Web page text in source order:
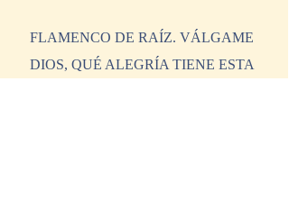
FLAMENCO DE RAÍZ. VÁLGAME
DIOS, QUÉ ALEGRÍA TIENE ESTA